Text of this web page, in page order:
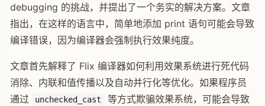
debugging 的挑战，并提出了一个务实的解决方案。文章
指出，在这样的语言中，简单地添加 print 语句可能会导致
编译错误，因为编译器会强制执行效果纯度。
文章首先解释了 Flix 编译器如何利用效果系统进行死代码
消除、内联和值传播以及自动并行化等优化。如果程序员
通过
unchecked_cast
等方式欺骗效果系统，可能会导致